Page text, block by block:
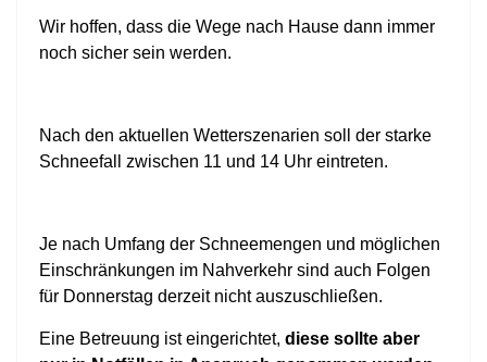
Wir hoffen, dass die Wege nach Hause dann immer
noch sicher sein werden.
Nach den aktuellen Wetterszenarien soll der starke
Schneefall zwischen 11 und 14 Uhr eintreten.
Je nach Umfang der Schneemengen und möglichen
Einschränkungen im Nahverkehr sind auch Folgen
für Donnerstag derzeit nicht auszuschließen.
Eine Betreuung ist eingerichtet, diese sollte aber